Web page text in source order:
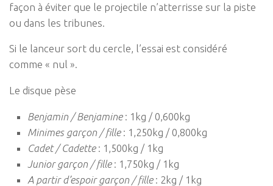
façon à éviter que le projectile n’atterrisse sur la piste
ou dans les tribunes.
Si le lanceur sort du cercle, l’essai est considéré
comme « nul ».
Le disque pèse
Benjamin / Benjamine: 1kg / 0,600kg
Minimes garçon / fille: 1,250kg / 0,800kg
Cadet / Cadette: 1,500kg / 1kg
Junior garçon / fille: 1,750kg / 1kg
A partir d’espoir garçon / fille: 2kg / 1kg